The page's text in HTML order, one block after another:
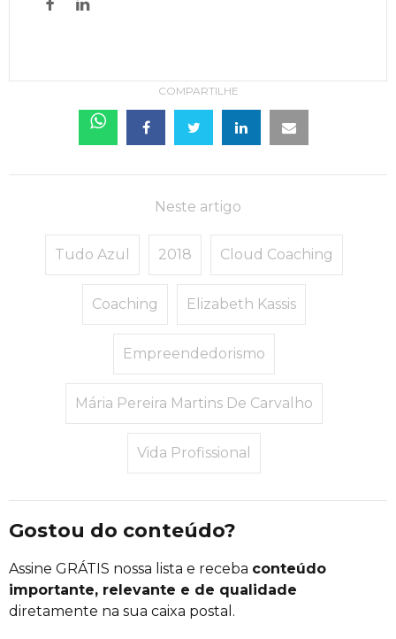
COMPARTILHE
Neste artigo
Tudo Azul 2018 Cloud Coaching
Coaching Elizabeth Kassis
Empreendedorismo
Mária Pereira Martins De Carvalho
Vida Profissional
Gostou do conteúdo?
Assine GRÁTIS nossa lista e receba conteúdo
importante, relevante e de qualidade
diretamente na sua caixa postal.